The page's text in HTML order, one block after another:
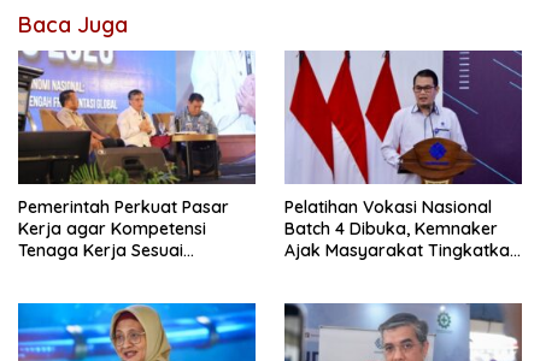
Baca Juga
Pemerintah Perkuat Pasar
Kerja agar Kompetensi
Tenaga Kerja Sesuai
Pelatihan Vokasi Nasional
Batch 4 Dibuka, Kemnaker
Ajak Masyarakat Tingkatkan